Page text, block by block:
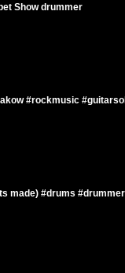
Show drummer
#rockmusic
made) #drums